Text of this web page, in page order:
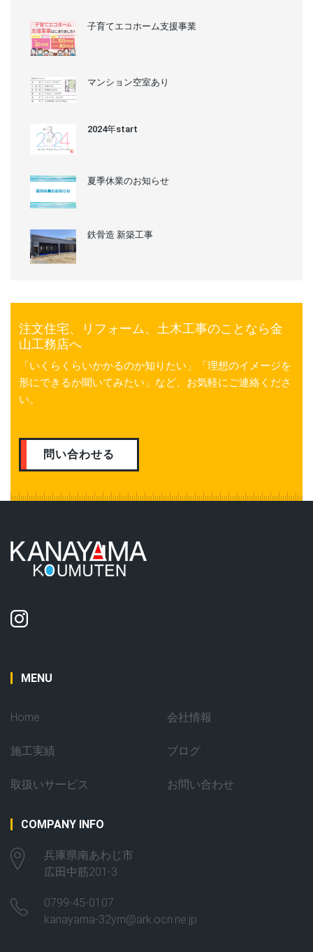
子育てエコホーム支援事業
マンション空室あり
2024年start
夏季休業のお知らせ
鉄骨造 新築工事
注文住宅、リフォーム、土木工事のことなら金
山工務店へ
「いくらくらいかかるのか知りたい」「理想のイメージを
形にできるか聞いてみたい」など、お気軽にご連絡くださ
い。
問い合わせる
MENU
Home
施工実績
取扱いサービス
会社情報
ブログ
お問い合わせ
COMPANY INFO
兵庫県南あわじ市
広田中筋201-3
0799-45-0107
kanayama-32ym@ark.ocn.ne.jp